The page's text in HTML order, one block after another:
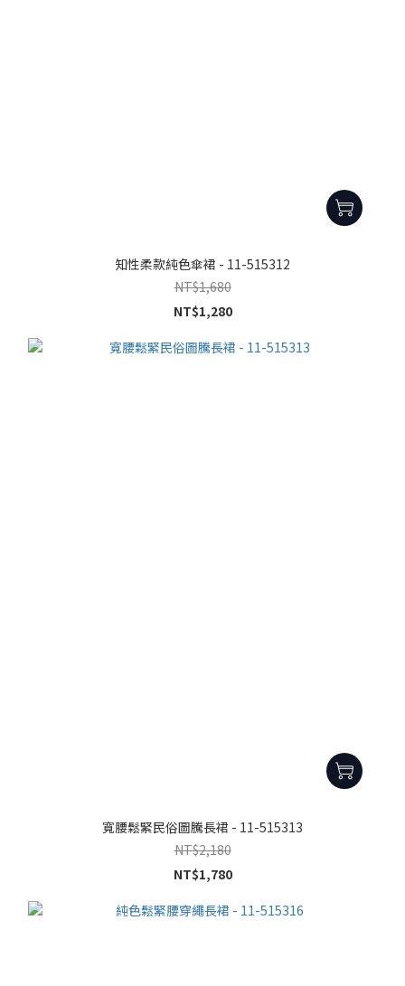
知性柔款純色傘裙 - 11-515312
NT$1,680
NT$1,280
寬腰鬆緊民俗圖騰長裙 - 11-515313
NT$2,180
NT$1,780